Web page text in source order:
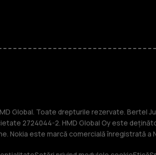
uri
clasice
Global. Toate drepturile rezervate. Bertel
2724044-2. HMD Global Oy este
Nokia este marcă comercială înregistrată a